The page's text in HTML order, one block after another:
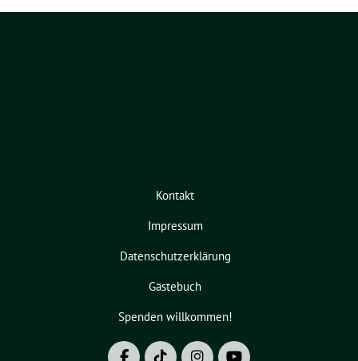
Kontakt
Impressum
Datenschutzerklärung
Gästebuch
Spenden willkommen!